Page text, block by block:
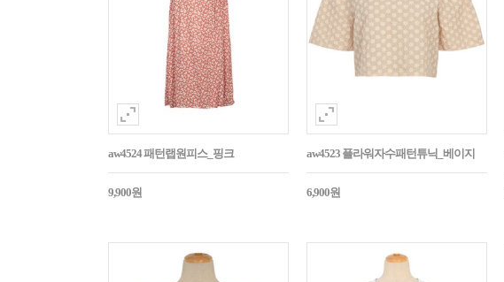
aw4524 패턴랩원피스_핑크
9,900원
aw4523 플라워자수패턴튜닉_베이지
6,900원